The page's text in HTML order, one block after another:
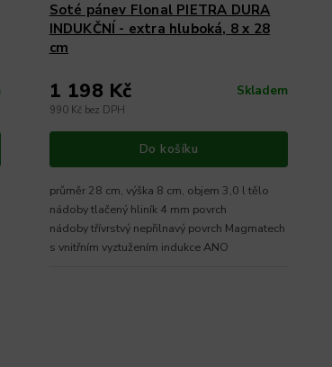
Soté pánev Flonal PIETRA DURA
INDUKČNÍ - extra hluboká, 8 x 28
cm
Skladem
990 Kč bez DPH
1 198 Kč
Do košíku
průměr 28 cm, výška 8 cm, objem 3,0 l tělo
nádoby tlačený hliník 4 mm povrch
nádoby třívrstvý nepřilnavý povrch Magmatech
s vnitřním vyztužením indukce ANO